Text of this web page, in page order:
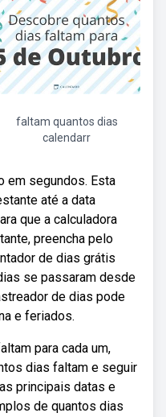
faltam quantos dias
calendarr
em segundos. Esta
até a data
que a calculadora
preencha pelo
de dias grátis
se passaram desde
de dias pode
e feriados.
para cada um,
dias faltam e seguir
principais datas e
de quantos dias